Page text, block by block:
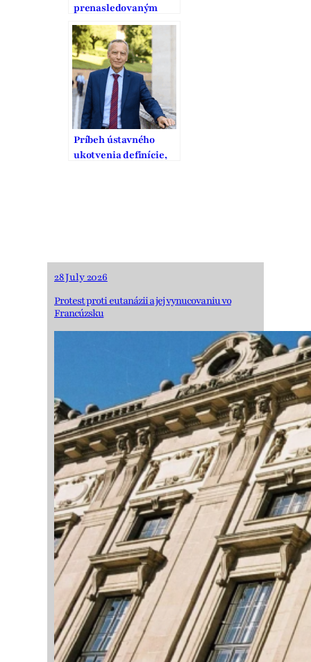
prenasledovaným
kresťanom?
Ľahostajnosťou,
nevedomosťou a
strachom
Príbeh ústavného
ukotvenia definície,
28 July 2026
Protest proti eutanázii a jej vynucovaniu vo
Francúzsku